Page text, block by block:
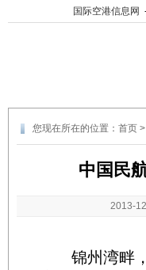
国际空港信息网
您现在所在的位置： 首页 >
中国民
2013-
锦州湾畔，